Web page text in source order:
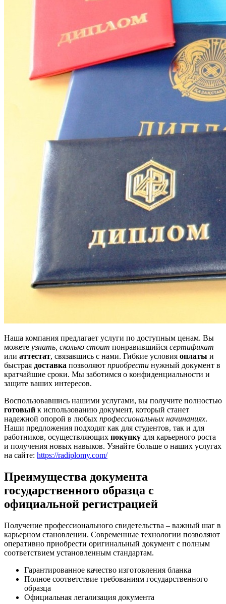
Наша компания предлагает услуги по доступным ценам. Вы
можете узнать, сколько стоит понравившийся сертификат
или аттестат, связавшись с нами. Гибкие условия оплаты и
быстрая доставка позволяют приобрести нужный документ в
кратчайшие сроки. Мы заботимся о конфиденциальности и
защите ваших интересов.
Воспользовавшись нашими услугами, вы получите полностью
готовый к использованию документ, который станет
надежной опорой в любых профессиональных начинаниях.
Наши предложения подходят как для студентов, так и для
работников, осуществляющих покупку для карьерного роста
и получения новых навыков. Узнайте больше о наших услугах
на сайте: https://radiplomy.com/
Преимущества документа
государственного образца с
официальной регистрацией
Получение профессионального свидетельства – важный шаг в
карьерном становлении. Современные технологии позволяют
оперативно приобрести оригинальный документ с полным
соответствием установленным стандартам.
Гарантированное качество изготовления бланка
Полное соответствие требованиям государственного
образца
Официальная легализация документа